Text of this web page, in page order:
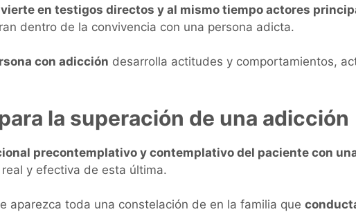
en testigos directos y al mismo tiempo actores
dentro de la convivencia con una persona adicta.
con adicción desarrolla actitudes y comportamientos,
la superación de una adicción
precontemplativo y contemplativo del paciente con
real y efectiva de esta última.
aparezca toda una constelación de en la familia que